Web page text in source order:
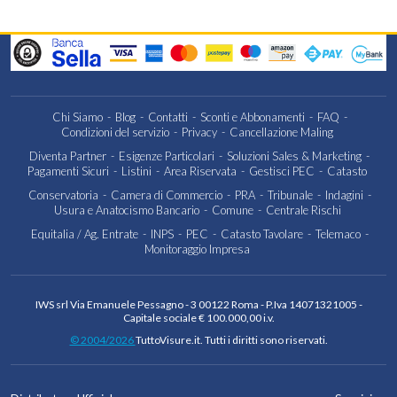
Chi Siamo Blog Contatti Sconti e Abbonamenti
FAQ
Condizioni del servizio
Privacy
Cancellazione Maling
Diventa Partner
Esigenze Particolari
Soluzioni Sales & Marketing
Pagamenti Sicuri
Listini Area Riservata Gestisci PEC
Catasto
Conservatoria
Camera di Commercio PRA Tribunale
Indagini
Usura e Anatocismo Bancario
Comune
Centrale Rischi
Equitalia / Ag. Entrate
INPS PEC Catasto Tavolare
Telemaco
Monitoraggio Impresa
IWS srl Via Emanuele Pessagno - 3 00122 Roma - P.Iva 14071321005 -
Capitale sociale € 100.000,00 i.v.
© 2004/2026TuttoVisure.it. Tutti i diritti sono riservati.